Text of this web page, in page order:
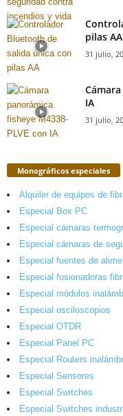
pilas AA
31 julio,
IA
31 julio,
Monográficos especiales
Alquiler de equipos de
Especial Box PC
Especial cámaras
Especial cámaras de
Especial fuentes de
Especial fusionadoras
Especial módulos
Especial osciloscopios
Especial OTDR
Especial Panel PC
Especial Routers
Especial Sensores
Especial Switches
Especial Switches